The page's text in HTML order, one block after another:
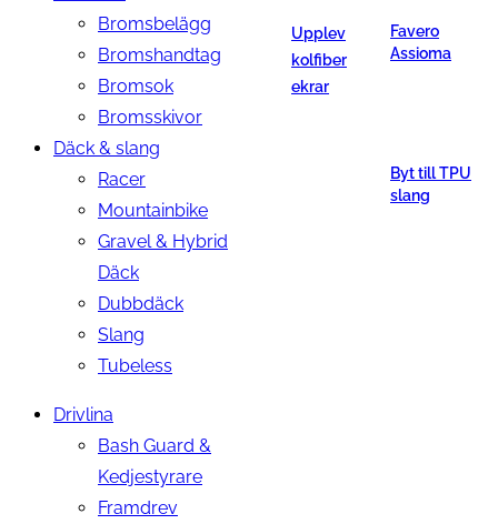
Bromsbelägg
Bromshandtag
Bromsok
Bromsskivor
Däck & slang
Racer
Mountainbike
Gravel & Hybrid
Däck
Dubbdäck
Slang
Tubeless
Drivlina
Bash Guard &
Kedjestyrare
Framdrev
Upplev
kolfiber
ekrar
Favero
Assioma
Byt till TPU
slang